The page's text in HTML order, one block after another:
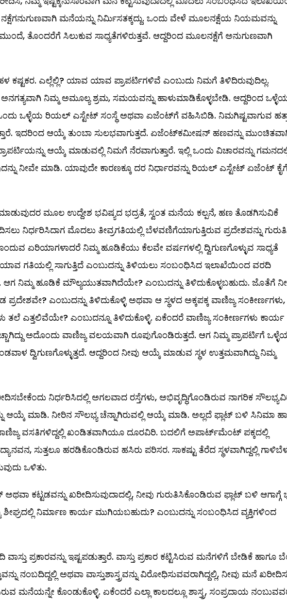
ಮನೆಯನ್ನು ನಿರ್ಮಿಸತಕ್ಕದ್ದು. ಒಂದು ವೇಳೆ ಮೂಲನಕ್ಷೆಯ ನಿಯಮವನ್ನು
ತೊಂದರೆಗೆ ಸಿಲುಕುವ ಸಾಧ್ಯತೆಗಳಿರುತ್ತವೆ. ಆದ್ದರಿಂದ ಮೂಲನಕ್ಷೆಗೆ ಅನುಗುಣವಾಗಿ
ಕಷ್ಟಕರ. ಎಲ್ಲೆಲ್ಲಿ? ಯಾವ ಯಾವ ಪ್ರಾಪರ್ಟಿಗಳಿವೆ ಎಂಬುದು ನಿಮಗೆ ತಿಳಿದಿರುವುದಿಲ್ಲ.
ನಿಮ್ಮ ಅಮೂಲ್ಯ ಶ್ರಮ, ಸಮಯವನ್ನು ಹಾಳುಮಾಡಿಕೊಳ್ಳಬೇಡಿ. ಆದ್ದರಿಂದ
ಒಂದು ಒಳ್ಳೆಯ ರಿಯಲ್ ಎಸ್ಟೇಟ್‌ ಸಂಸ್ಥೆ ಅಥವಾ ಏಜೆಂಟ್‌ಗೆ ವಹಿಸಿಬಿಡಿ. ನಿಮಗಿಷ್ಟವಾಗುವ
ಇದರಿಂದ ಆಯ್ಕೆ ತುಂಬಾ ಸುಲಭವಾಗುತ್ತದೆ. ಏಜೆಂಟ್‌ಕಮೀಷನ್‌ ಹಣವನ್ನು
ಆಯ್ಕೆ ಮಾಡುವಲ್ಲಿ ನಿಮಗೆ ನೆರವಾಗುತ್ತಾರೆ. ಇಲ್ಲಿ ಒಂದು ವಿಚಾರವನ್ನು
ನೀವೇ ಮಾಡಿ. ಯಾವುದೇ ಕಾರಣಕ್ಕೂ ದರ ನಿರ್ಧಾರವನ್ನು ರಿಯಲ್ ಎಸ್ಟೇಟ್‌ ಏಜೆಂಟ್‌
ಮೂಲ ಉದ್ದೇಶ ಭವಿಷ್ಯದ ಭದ್ರತೆ, ಸ್ವಂತ ಮನೆಯ ಕಲ್ಪನೆ, ಹಣ ತೊಡಗಿಸುವಿಕೆ
ನಿರ್ಧರಿಸಿದಾಗ ಮೊದಲು ತೀವ್ರಗತಿಯಲ್ಲಿ ಬೆಳವಣಿಗೆಯಾಗುತ್ತಿರುವ ಪ್ರದೇಶವನ್ನು
ಏರಿಯಾಗಳಾದರೆ ನಿಮ್ಮ ಹೂಡಿಕೆಯು ಕೆಲವೇ ವರ್ಷಗಳಲ್ಲಿ ದ್ವಿಗುಣಗೊಳ್ಳುವ ಸಾಧ್ಯತೆ
ಯಾವ ಗತಿಯಲ್ಲಿ ಸಾಗುತ್ತಿದೆ ಎಂಬುದನ್ನು ತಿಳಿಯಲು ಸಂಬಂಧಿಸಿದ ಇಲಾಖೆಯಿಂದ ವರದಿ
ನಿಮ್ಮ ಹೂಡಿಕೆ ಮೌಲ್ಯಯುತವಾಗಿದೆಯೇ? ಎಂಬುದನ್ನು ತಿಳಿದುಕೊಳ್ಳಬಹುದು. ಜೊತೆಗೆ
ಎಂಬುದನ್ನು ತಿಳಿದುಕೊಳ್ಳಿ ಅಥವಾ ಆ ಸ್ಥಳದ ಅಕ್ಕಪಕ್ಕ ವಾಣಿಜ್ಯ ಸಂಕೀರ್ಣಗಳು,
ತಲೆ ಎತ್ತಲಿವೆಯೇ? ಎಂಬುದನ್ನೂ ತಿಳಿದುಕೊಳ್ಳಿ. ಏಕೆಂದರೆ ವಾಣಿಜ್ಯ ಸಂಕೀರ್ಣಗಳು ಕಾರ್ಯ
ಅದೊಂದು ವಾಣಿಜ್ಯ ವಲಯವಾಗಿ ರೂಪುಗೊಂಡಿರುತ್ತದೆ. ಆಗ ನಿಮ್ಮ ಪ್ರಾಪರ್ಟಿಗೆ
ದ್ವಿಗುಣಗೊಳ್ಳುತ್ತದೆ. ಆದ್ದರಿಂದ ನೀವು ಆಯ್ಕೆ ಮಾಡುವ ಸ್ಥಳ ಉತ್ತಮವಾಗಿದ್ದು ನಿಮ್ಮ
ನಿರ್ಧರಿಸಿದಲ್ಲಿ ಅಗಲವಾದ ರಸ್ತೆಗಳು, ಅಭಿವೃದ್ಧಿಗೊಂಡಿರುವ ನಾಗರಿಕ
ಆಯ್ಕೆ ಮಾಡಿ. ನೀರಿನ ಸೌಲಭ್ಯ ಚೆನ್ನಾಗಿರುವಲ್ಲಿ ಆಯ್ಕೆ ಮಾಡಿ. ಅಲ್ಲದೆ ಫ್ಲಾಟ್‌ ಬಳಿ ಸಿನಿಮಾ
ವಸತಿಗಳಿದ್ದಲ್ಲಿ ಖಂಡಿತವಾಗಿಯೂ ದೂರವಿರಿ. ಬದಲಿಗೆ ಅಪಾರ್ಟ್‌ಮೆಂಟ್‌ ಪಕ್ಕದಲ್ಲಿ
ಸುತ್ತಲೂ ಹರಡಿಕೊಂಡಿರುವ ಹಸಿರು ಪರಿಸರ. ಸಾಕಷ್ಟು ತೆರೆದ ಸ್ಥಳವಾಗಿದ್ದಲ್ಲಿ
ಒಳಿತು.
ಕಟ್ಟಡವನ್ನು ಖರೀದಿಸುವುದಾದಲ್ಲಿ, ನೀವು ಗುರುತಿಸಿಕೊಂಡಿರುವ ಫ್ಲಾಟ್‌ ಬಳಿ ಆಗಾಗ್ಗೆ
ಶೀಘ್ರದಲ್ಲಿ ನಿರ್ಮಾಣ ಕಾರ್ಯ ಮುಗಿಯಬಹುದು? ಎಂಬುದನ್ನು ಸಂಬಂಧಿಸಿದ ವ್ಯಕ್ತಿಗಳಿಂದ
ಪ್ರಕಾರವನ್ನು ಇಷ್ಟಪಡುತ್ತಾರೆ. ವಾಸ್ತು ಪ್ರಕಾರ ಕಟ್ಟಿಸಿರುವ ಮನೆಗಳಿಗೆ ಬೇಡಿಕೆ ಹಾಗೂ
ನಂಬದಿದ್ದಲ್ಲಿ ಅಥವಾ ವಾಸ್ತುಶಾಸ್ತ್ರವನ್ನು ವಿರೋಧಿಸುವವರಾಗಿದ್ದಲ್ಲಿ, ನೀವು ಮನೆ
ಮನೆಯನ್ನೇ ಕೊಂಡುಕೊಳ್ಳಿ. ಏಕೆಂದರೆ ಎಲ್ಲಾ ಕಾಲದಲ್ಲೂ ಶಾಸ್ತ್ರ, ಸಂಪ್ರದಾಯ